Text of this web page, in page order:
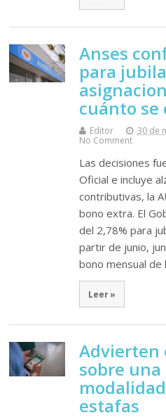
Anses
para
cuánto se
Editor 30 de
No Comment
Las decisiones
Oficial e incluye
contributivas, la
bono extra. El
del 2,78% para
partir de junio,
bono mensual de
Leer »
Advierten
sobre una
estafas